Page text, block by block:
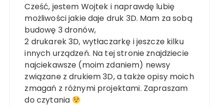
Cześć, jestem Wojtek i naprawdę lubię
możliwości jakie daje druk 3D. Mam za sobą
budowę 3 dronów,
2 drukarek 3D, wytłaczarkę i jeszcze kilku
innych urządzeń. Na tej stronie znajdziecie
najciekawsze (moim zdaniem) newsy
związane z drukiem 3D, a także opisy moich
zmagań z różnymi projektami. Zapraszam
do czytania